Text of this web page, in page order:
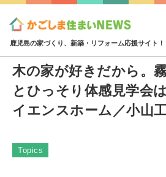
鹿児島の家づくり、新築・リフォーム応援サイト！
木の家が好
木の家が好きだから。
とひっそり体感見学会
イエンスホーム／小山工
Topics